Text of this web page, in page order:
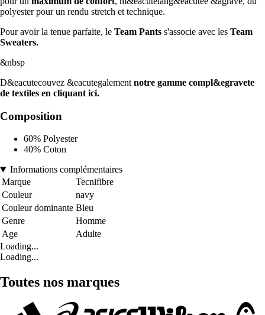
polyester pour un rendu stretch et technique.
Pour avoir la tenue parfaite, le Team Pants s'associe avec les Team
Sweaters.
&nbsp
D&eacutecouvez &eacutegalement notre gamme compl&egravete
de textiles en cliquant ici.
Composition
60% Polyester
40% Coton
Informations complémentaires
Marque
Tecnifibre
Couleur
navy
Couleur dominante Bleu
Genre
Homme
Age
Adulte
Loading...
Loading...
Toutes nos marques